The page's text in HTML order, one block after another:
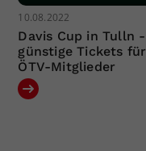
10.08.2022
Davis Cup in Tulln -
günstige Tickets für
ÖTV-Mitglieder